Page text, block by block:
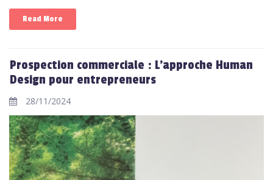
Read More
Prospection commerciale : L'approche Human
Design pour entrepreneurs
28/11/2024